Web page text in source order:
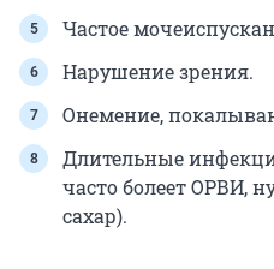
Частое
Нарушение зрения.
Онемение,
Длительные
часто болеет ОРВИ,
сахар).